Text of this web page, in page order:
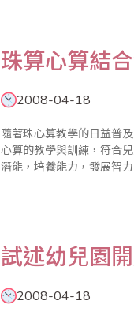
珠算心算結
2008-04-18
隨著珠心算教學的日益普
心算的教學與訓練，符合
潛能，培養能力，發展智力，
試述幼兒園
2008-04-18